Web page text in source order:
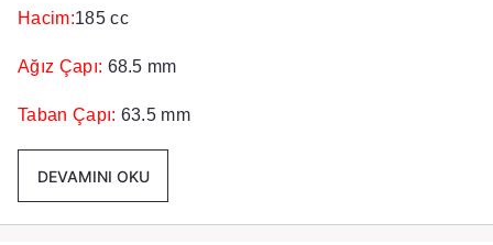
Hacim:185 cc
Ağız Çapı: 68.5 mm
Taban Çapı: 63.5 mm
DEVAMINI OKU